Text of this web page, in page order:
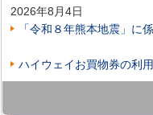
2026年8月4日
「令和８年熊本地震」に
ハイウェイお買物券の利